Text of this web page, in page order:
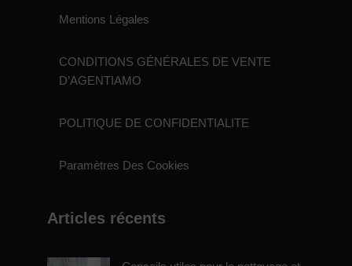
Mentions Légales
CONDITIONS GÉNÉRALES DE VENTE
D’AGENTIAMO
POLITIQUE DE CONFIDENTIALITE
Paramètres Des Cookies
Articles récents